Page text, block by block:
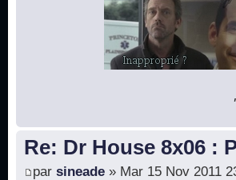
Re: Dr House 8x06 :
par sineade » Mar 15 Nov 2011